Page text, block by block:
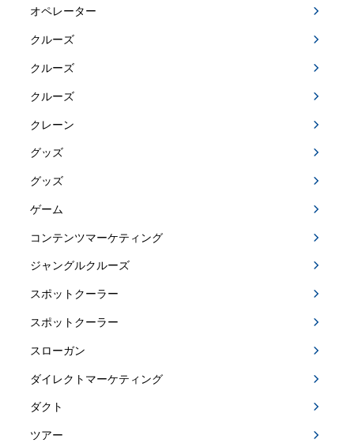
オペレーター
クルーズ
クルーズ
クルーズ
クレーン
グッズ
グッズ
ゲーム
コンテンツマーケティング
ジャングルクルーズ
スポットクーラー
スポットクーラー
スローガン
ダイレクトマーケティング
ダクト
ツアー